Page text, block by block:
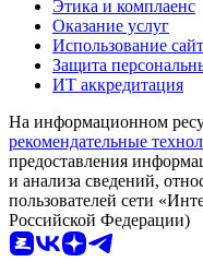
Этика и комплаенс
Оказание услуг
Использование
Защита
ИТ аккредитация
На информационном
рекомендательные
предоставления
и анализа сведений,
пользователей сети
Российской Федерации)